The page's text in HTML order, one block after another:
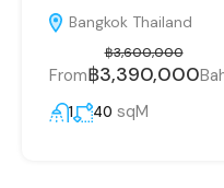
Bangkok Thailand
From฿3,390,000
฿3,600,000
1 40 sqM